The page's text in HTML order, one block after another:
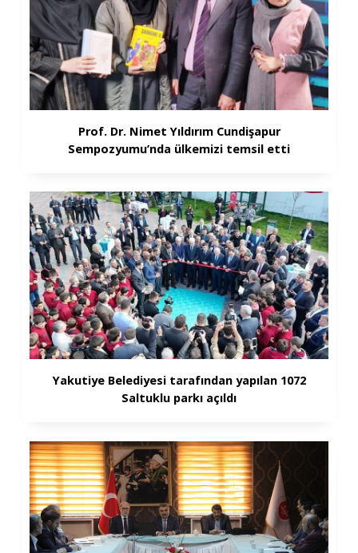
Prof. Dr. Nimet Yıldırım Cundişapur
Sempozyumu’nda ülkemizi temsil etti
Yakutiye Belediyesi tarafından yapılan 1072
Saltuklu parkı açıldı